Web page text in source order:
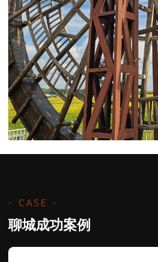
CASE
聊城成功案例